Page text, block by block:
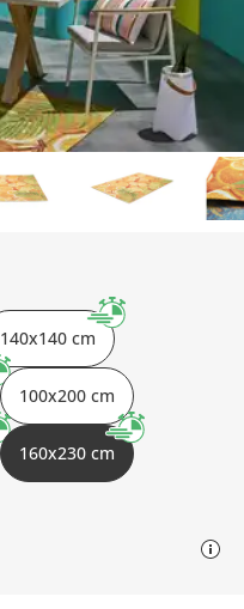
140x140 cm
100x200 cm
160x230 cm